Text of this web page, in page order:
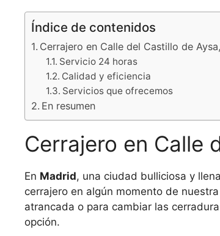
Índice de contenidos
Cerrajero en Calle del Castillo de
Servicio 24 horas
Calidad y eficiencia
Servicios que ofrecemos
En resumen
Cerrajero en Calle
En Madrid, una ciudad bulliciosa y
cerrajero en algún momento de
atrancada o para cambiar las
opción.